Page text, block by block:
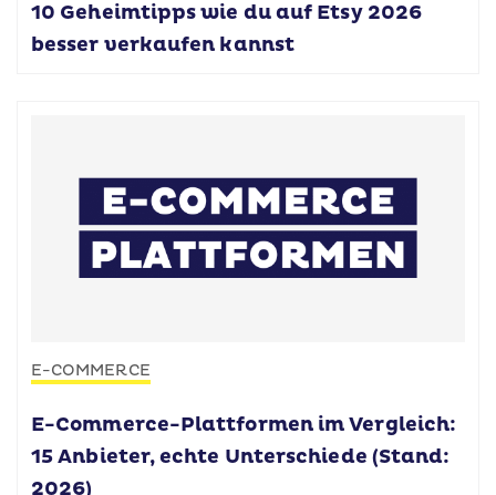
10 Geheimtipps wie du auf Etsy 2026
besser verkaufen kannst
E-COMMERCE
E-Commerce-Plattformen im Vergleich:
15 Anbieter, echte Unterschiede (Stand:
2026)